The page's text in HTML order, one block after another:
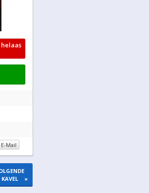
E-Mail
KAVEL
»